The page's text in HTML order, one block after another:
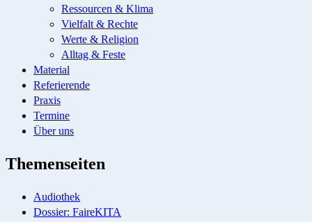
Ressourcen & Klima
Vielfalt & Rechte
Werte & Religion
Alltag & Feste
Material
Referierende
Praxis
Termine
Über uns
Themenseiten
Audiothek
Dossier: FaireKITA